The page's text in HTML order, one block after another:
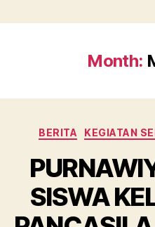
Month:
BERITA KEGIATAN
SISWA